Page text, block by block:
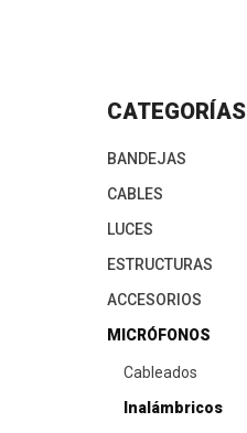
CATEGORÍAS
BANDEJAS
CABLES
LUCES
ESTRUCTURAS
ACCESORIOS
MICRÓFONOS
Cableados
Inalámbricos